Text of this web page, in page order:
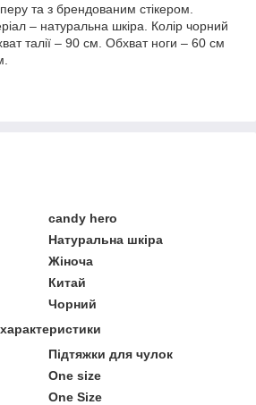
та з брендованим стікером.
– натуральна шкіра. Колір чорний
талії – 90 см. Обхват ноги – 60 см
candy hero
Натуральна шкіра
Жіноча
Китай
Чорний
Підтяжки для чулок
One size
One Size